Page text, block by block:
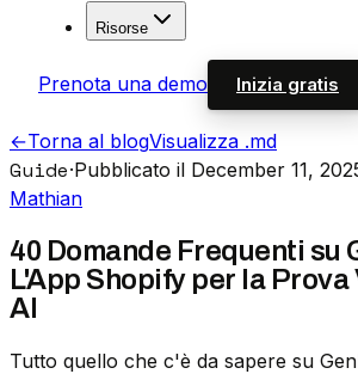
Risorse
Prenota una demo Inizia gratis
←Torna al blogVisualizza .md
Guide·Pubblicato il December 11,
Mathian
40 Domande Frequenti su
L'App Shopify per la
AI
Tutto quello che c'è da sapere su